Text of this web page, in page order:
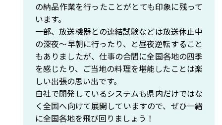
の納品作業を行ったことがとても印象に残って
います。
一部、放送機器との連結試験などは放送休止中
の深夜〜早朝に行ったり、と昼夜逆転すること
もありましたが、仕事の合間に全国各地の四季
を感じたり、ご当地の料理を堪能したことは楽
しい出張の思い出です。
自社で開発しているシステムも県内だけではな
く全国へ向けて展開していますので、ぜひ一緒
に全国各地を飛び回りましょう！